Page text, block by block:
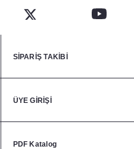
SİPARİŞ TAKİBİ
ÜYE GİRİŞİ
PDF Katalog